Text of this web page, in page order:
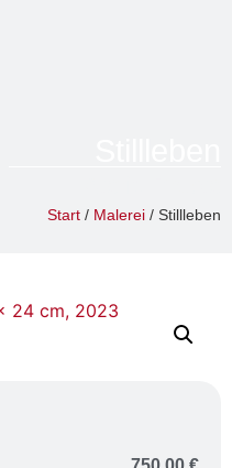
Start / Malerei / Stillleben